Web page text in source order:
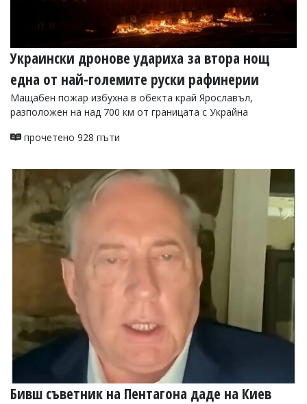
Украински дронове удариха за втора нощ
една от най-големите руски рафинерии
Мащабен пожар избухна в обекта край Ярославъл,
разположен на над 700 км от границата с Украйна
прочетено 928 пъти
Бивш съветник на Пентагона даде на Киев